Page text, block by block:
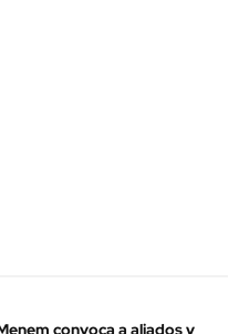
convoca a aliados y